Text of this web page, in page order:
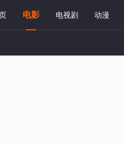
电影 电视剧 动漫